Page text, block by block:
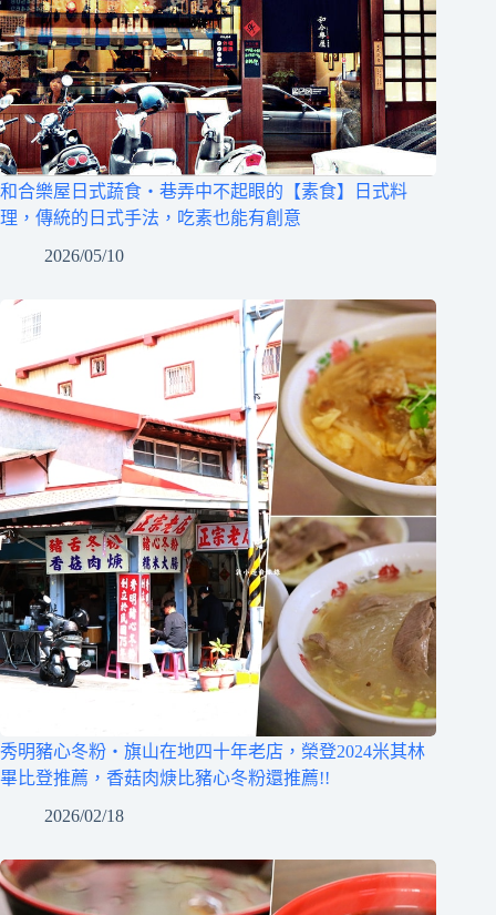
和合樂屋日式蔬食‧巷弄中不起眼的【素食】日式料
理，傳統的日式手法，吃素也能有創意
2026/05/10
秀明豬心冬粉‧旗山在地四十年老店，榮登2024米其林
畢比登推薦，香菇肉焿比豬心冬粉還推薦!!
2026/02/18